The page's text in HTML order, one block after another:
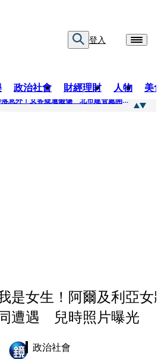
登入
政治社會 財經理財 人物 美
南港LaLaport天花板掉落意外！女客疑遭砸傷 北市建管處開罰30萬
是女生！阿爾及利亞女
遭遇 兒時照片曝光
政治社會